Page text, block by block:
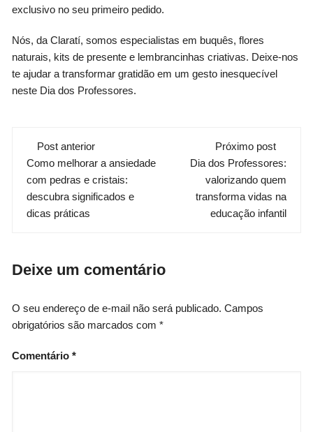
exclusivo no seu primeiro pedido.
Nós, da Claratí, somos especialistas em buquês, flores
naturais, kits de presente e lembrancinhas criativas. Deixe-nos
te ajudar a transformar gratidão em um gesto inesquecível
neste Dia dos Professores.
Navegação
de
post
Post anterior
Como melhorar a ansiedade
com pedras e cristais:
descubra significados e
dicas práticas
Próximo post
Dia dos Professores:
valorizando quem
transforma vidas na
educação infantil
Deixe um comentário
O seu endereço de e-mail não será publicado. Campos
obrigatórios são marcados com*
Comentário*